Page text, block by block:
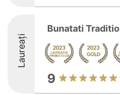
Laureați
Bunatati
9